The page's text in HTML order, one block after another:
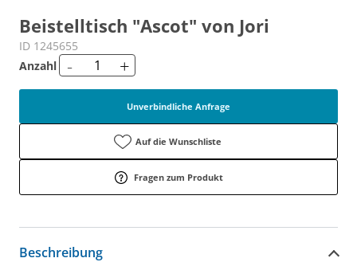
Beistelltisch "Ascot" von Jori
ID 1245655
Anzahl
- +
Unverbindliche Anfrage
Auf die Wunschliste
Fragen zum Produkt
Beschreibung